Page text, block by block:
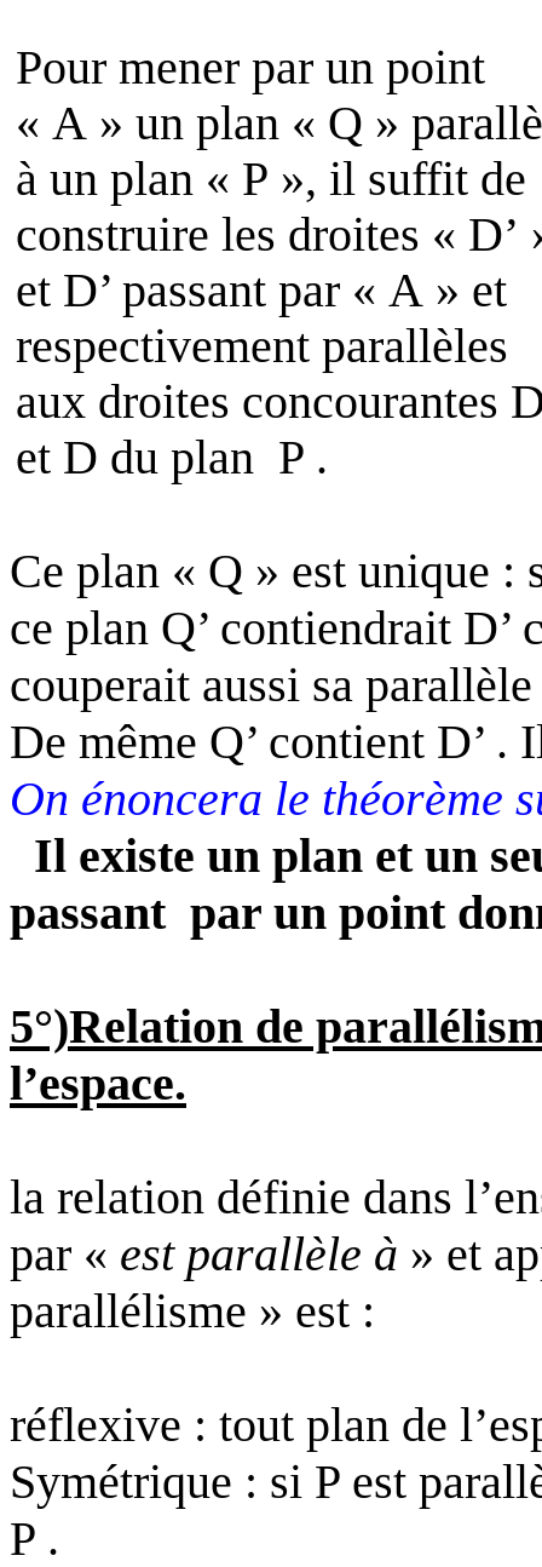
Pour mener par un point
« A » un plan « Q »
à un plan « P », il suffit de
construire les droites « D’
et D’ passant par « A » et
respectivement parallèles
aux droites concourantes
et D du plan P .
Ce plan « Q » est unique :
ce plan Q’ contiendrait
couperait aussi sa
De même Q’ contient D’ .
On énoncera le théorème
Il existe un plan et un
passant par un point
5°)Relation de
l’espace.
la relation définie dans
par « est parallèle à » et
parallélisme » est :
réflexive : tout plan de
Symétrique : si P est
P .